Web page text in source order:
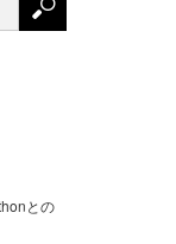
との